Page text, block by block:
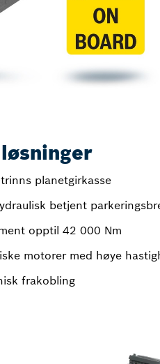
planetgirkasse
betjent
opptil 42 000 Nm
motorer med høye
frakobling